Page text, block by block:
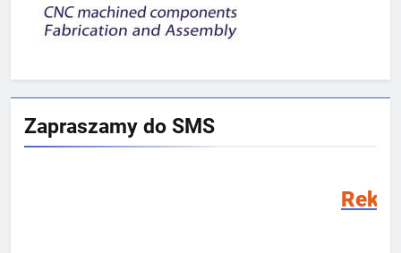
Zapraszamy do SMS
Rekrutacja SMS